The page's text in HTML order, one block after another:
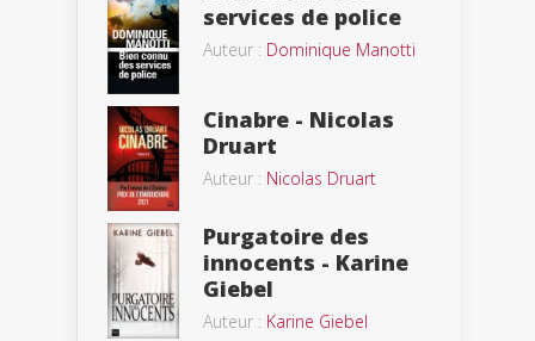
services de police
Auteur : Dominique Manotti
Cinabre - Nicolas
Druart
Auteur : Nicolas Druart
Purgatoire des
innocents - Karine
Giebel
Auteur : Karine Giebel